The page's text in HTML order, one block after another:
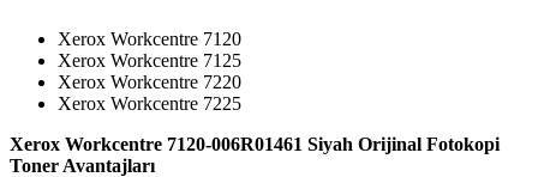
Xerox Workcentre 7120
Xerox Workcentre 7125
Xerox Workcentre 7220
Xerox Workcentre 7225
Xerox Workcentre 7120-006R01461 Siyah Orijinal Fotokopi
Toner Avantajları